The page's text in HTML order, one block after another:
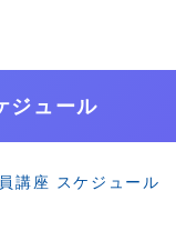
ジュール
講座 スケジュール